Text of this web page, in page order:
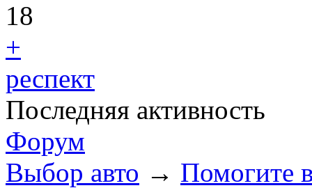
18
+
респект
Последняя активность
Форум
Выбор авто → Помогите